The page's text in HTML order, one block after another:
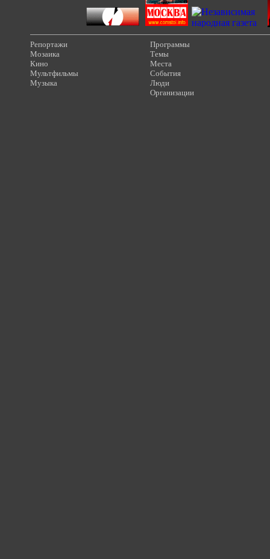
Репортажи
Мозаика
Кино
Мультфильмы
Музыка
Программы
Темы
Места
События
Люди
Организации